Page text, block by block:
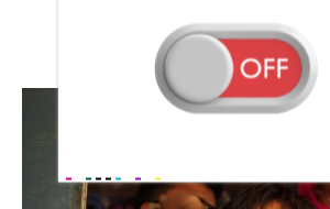
Кокс базар лагерь беженцев